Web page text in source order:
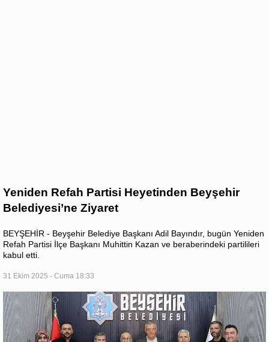
Yeniden Refah Partisi Heyetinden Beyşehir
Belediyesi’ne Ziyaret
BEYŞEHİR - Beyşehir Belediye Başkanı Adil Bayındır, bugün Yeniden
Refah Partisi İlçe Başkanı Muhittin Kazan ve beraberindeki partilileri
kabul etti.
31 Ekim 2025 - Cuma 18:33